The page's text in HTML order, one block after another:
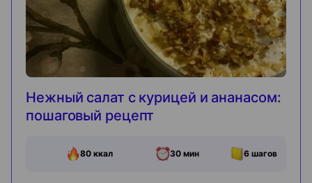
Нежный салат с курицей и ананасом:
пошаговый рецепт
80ккал 30 мин 6 шагов